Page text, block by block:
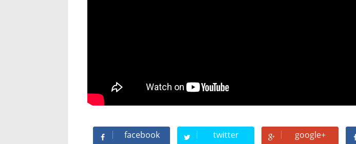
facebook twitter google+